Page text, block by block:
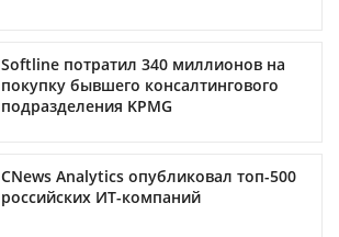
Softline потратил 340 миллионов на
покупку бывшего консалтингового
подразделения KPMG
CNews Analytics опубликовал топ-500
российских ИТ-компаний